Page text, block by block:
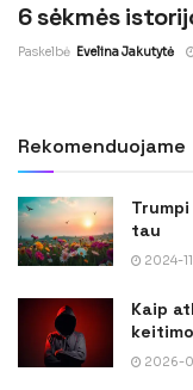
6 sėkmės
Paskelbė Evelina Jakutytė
Rekomenduojame
tau
2024-
Kaip
2026-